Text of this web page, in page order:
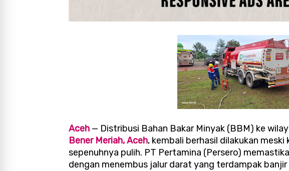
Aceh — Distribusi Bahan Bakar Minyak (BBM) ke
Bener Meriah, Aceh, kembali berhasil dilakukan
sepenuhnya pulih. PT Pertamina (Persero)
dengan menembus jalur darat yang terdampak banjir